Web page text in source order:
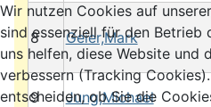
8 Geier,Mark
9 Jung,Michael
Wir nutzen Cookies auf
sind essenziell für den Betrieb
uns helfen, diese Website und
verbessern (Tracking
entscheiden, ob Sie die